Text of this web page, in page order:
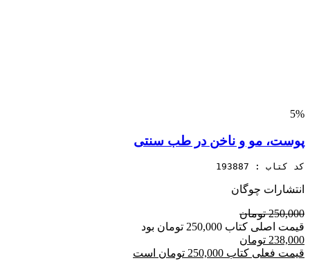
5%
پوست، مو و ناخن در طب سنتی
کد کتاب : 193887
انتشارات چوگان
250,000 تومان
قیمت اصلی کتاب 250,000 تومان بود
238,000 تومان
قیمت فعلی کتاب 250,000 تومان است